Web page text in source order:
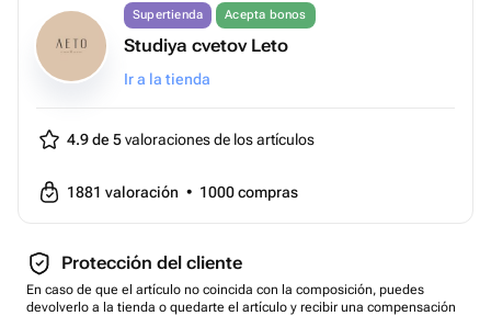
Supertienda Acepta bonos
Studiya cvetov Leto
Ir a la tienda
4.9 de 5valoraciones de los artículos
1881 valoración • 1000compras
Protección del cliente
En caso de que el artículo no coincida con la composición, puedes
devolverlo a la tienda o quedarte el artículo y recibir una compensación